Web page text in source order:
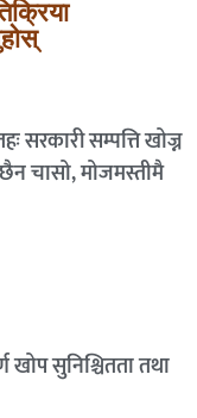
सरकारी सम्पत्ति खोज्न
चासो, मोजमस्तीमै
खोप सुनिश्चितता तथा